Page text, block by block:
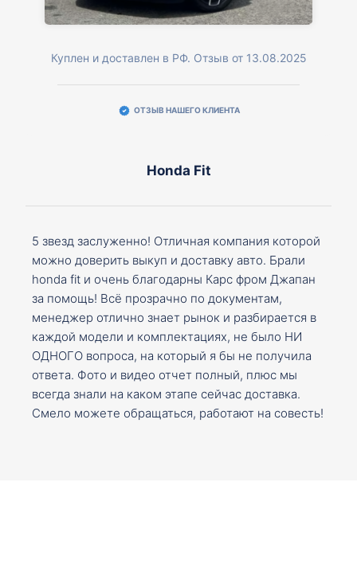
Куплен и доставлен в РФ. Отзыв от 13.08.2025
ОТЗЫВ НАШЕГО КЛИЕНТА
Honda Fit
5 звезд заслуженно! Отличная компания которой
можно доверить выкуп и доставку авто. Брали
honda fit и очень благодарны Карс фром Джапан
за помощь! Всё прозрачно по документам,
менеджер отлично знает рынок и разбирается в
каждой модели и комплектациях, не было НИ
ОДНОГО вопроса, на который я бы не получила
ответа. Фото и видео отчет полный, плюс мы
всегда знали на каком этапе сейчас доставка.
Смело можете обращаться, работают на совесть!